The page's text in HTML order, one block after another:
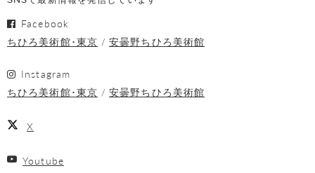
Facebook
ちひろ美術館･東京
安曇野ちひろ美術館
Instagram
ちひろ美術館･東京
安曇野ちひろ美術館
X
Youtube